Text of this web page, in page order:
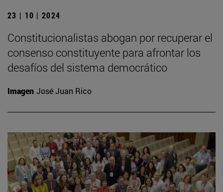
23 | 10 | 2024
Constitucionalistas abogan por recuperar el
consenso constituyente para afrontar los
desafíos del sistema democrático
Imagen José Juan Rico